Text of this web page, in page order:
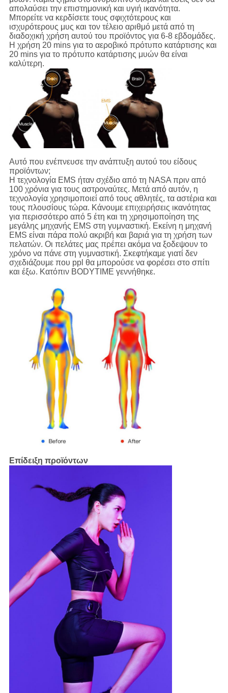
απολαύσει την επιστημονική και υγιή ικανότητα.
Μπορείτε να κερδίσετε τους σφιχτότερους και
ισχυρότερους μυς και τον τέλειο αριθμό μετά από τη
διαδοχική χρήση αυτού του προϊόντος για 6-8 εβδομάδες.
Η χρήση 20 mins για το αεροβικό πρότυπο κατάρτισης και
20 mins για το πρότυπο κατάρτισης μυών θα είναι
καλύτερη.
Αυτό που ενέπνευσε την ανάπτυξη αυτού του είδους
προϊόντων;
Η τεχνολογία EMS ήταν σχέδιο από τη NASA πριν από
100 χρόνια για τους αστροναύτες. Μετά από αυτόν, η
τεχνολογία χρησιμοποιεί από τους αθλητές, τα αστέρια και
τους πλουσίους τώρα. Κάνουμε επιχειρήσεις ικανότητας
για περισσότερο από 5 έτη και τη χρησιμοποίηση της
μεγάλης μηχανής EMS στη γυμναστική. Εκείνη η μηχανή
EMS είναι πάρα πολύ ακριβή και βαριά για τη χρήση των
πελατών. Οι πελάτες μας πρέπει ακόμα να ξοδεψουν το
χρόνο να πάνε στη γυμναστική. Σκεφτήκαμε γιατί δεν
σχεδιάζουμε που ppl θα μπορούσε να φορέσει στο σπίτι
και έξω. Κατόπιν BODYTIME γεννήθηκε.
Επίδειξη προϊόντων